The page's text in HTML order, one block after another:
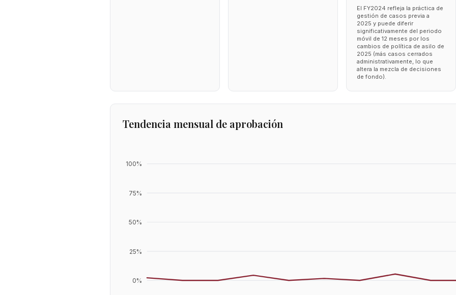
El FY2024 refleja la práctica de
gestión de casos previa a
2025 y puede diferir
significativamente del periodo
móvil de 12 meses por los
cambios de política de asilo de
2025 (más casos cerrados
administrativamente, lo que
altera la mezcla de decisiones
de fondo).
Tendencia mensual de aprobación
0%
25%
50%
75%
100%